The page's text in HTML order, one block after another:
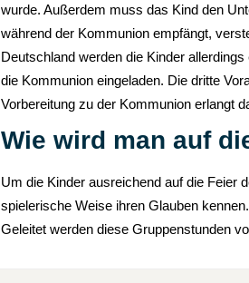
wurde. Außerdem muss das Kind den
während der Kommunion empfängt,
Deutschland werden die Kinder
die Kommunion eingeladen. Die dritte
Vorbereitung zu der Kommunion erlangt
Wie wird man auf
Um die Kinder ausreichend auf die Feier
spielerische Weise ihren Glauben
Geleitet werden diese Gruppenstunden